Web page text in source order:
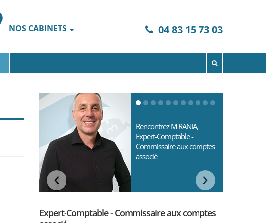
NOS CABINETS 04 83 15 73 03
Rencontrez M RANIA,
Expert-Comptable -
Commissaire aux comptes
associé
Expert-Comptable - Commissaire aux comptes
‹ ›